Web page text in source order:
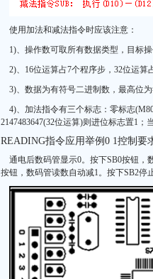
使用加法和减法指令时应该注意：
1)、操作数可取所有数据类型，目标
2)、16位运算占7个程序步，32位运算
3)、数据为有符号二进制数，最高位为
4)、加法指令有三个标志：零标志
2147483647(32位运算)则进位标志置1；
READING指令应用举例0 1控制要
通电后数码管显示0。按下SB0按钮，
按钮，数码管读数自动减1。按下SB2停